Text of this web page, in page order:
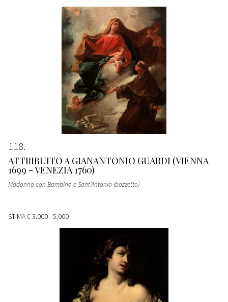
118
ATTRIBUITO A GIANANTONIO GUARDI (VIENNA
1699 - VENEZIA 1760)
Madonna con Bambino e Sant’Antonio (bozzetto)
STIMA€ 3.000 - 5.000